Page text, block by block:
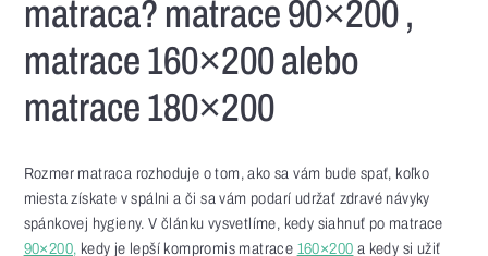
matraca? matrace 90×200 ,
matrace 160×200 alebo
matrace 180×200
Rozmer matraca rozhoduje o tom, ako sa vám bude spať, koľko
miesta získate v spálni a či sa vám podarí udržať zdravé návyky
spánkovej hygieny. V článku vysvetlíme, kedy siahnuť po matrace
90×200, kedy je lepší kompromis matrace160×200a kedy si užiť